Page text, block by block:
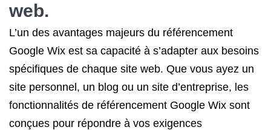
web.
L’un des avantages majeurs du référencement
Google Wix est sa capacité à s’adapter aux besoins
spécifiques de chaque site web. Que vous ayez un
site personnel, un blog ou un site d’entreprise, les
fonctionnalités de référencement Google Wix sont
conçues pour répondre à vos exigences